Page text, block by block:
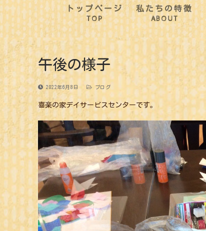
トップページ
TOP
私たちの特徴
ABOUT
午後の様子
2022年6月8日 ブログ
喜楽の家デイサービスセンターです。